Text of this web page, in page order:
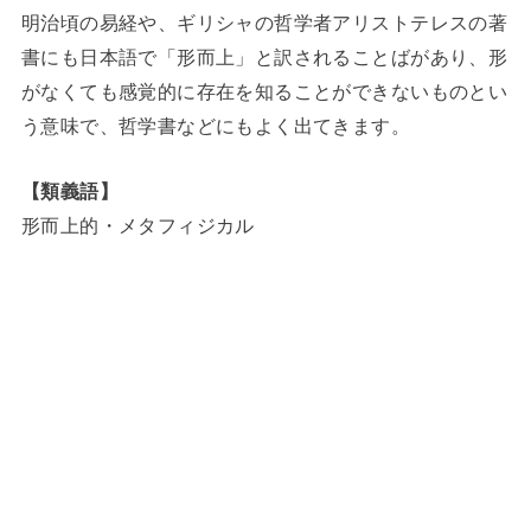
明治頃の易経や、ギリシャの哲学者アリストテレスの著
書にも日本語で「形而上」と訳されることばがあり、形
がなくても感覚的に存在を知ることができないものとい
う意味で、哲学書などにもよく出てきます。
【類義語】
形而上的・メタフィジカル